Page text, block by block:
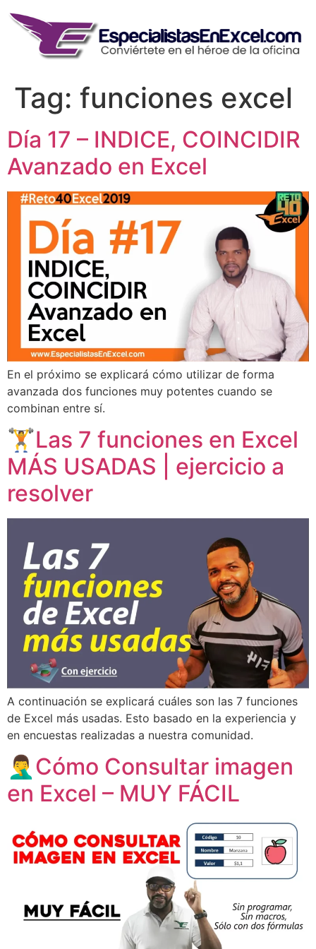
content
Tag: funciones excel
Día 17 – INDICE, COINCIDIR
Avanzado en Excel
En el próximo se explicará cómo utilizar de forma
avanzada dos funciones muy potentes cuando se
combinan entre sí.
🏋Las 7 funciones en Excel
MÁS USADAS | ejercicio a
resolver
A continuación se explicará cuáles son las 7 funciones
de Excel más usadas. Esto basado en la experiencia y
en encuestas realizadas a nuestra comunidad.
🤦‍♂️Cómo Consultar imagen
en Excel – MUY FÁCIL